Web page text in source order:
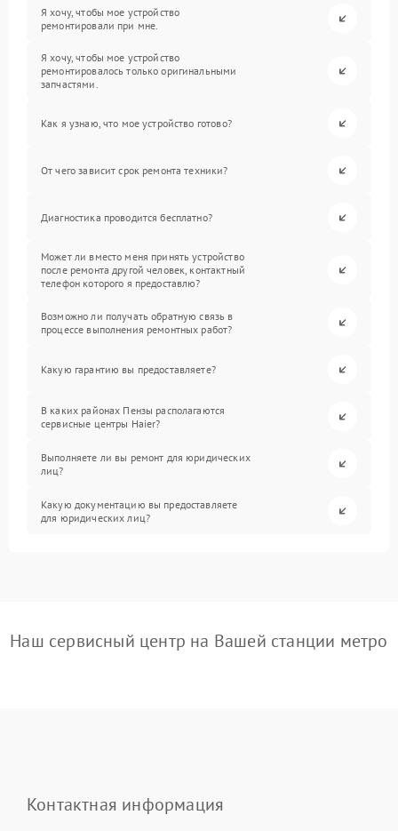
Я хочу, чтобы мое устройство
ремонтировали при мне.
Я хочу, чтобы мое устройство
ремонтировалось только оригинальными
запчастями.
Как я узнаю, что мое устройство готово?
От чего зависит срок ремонта техники?
Диагностика проводится бесплатно?
Может ли вместо меня принять устройство
после ремонта другой человек, контактный
телефон которого я предоставлю?
Возможно ли получать обратную связь в
процессе выполнения ремонтных работ?
Какую гарантию вы предоставляете?
В каких районах Пензы располагаются
сервисные центры Haier?
Выполняете ли вы ремонт для юридических
лиц?
Какую документацию вы предоставляете
для юридических лиц?
Наш сервисный центр на Вашей станции метро
Контактная информация